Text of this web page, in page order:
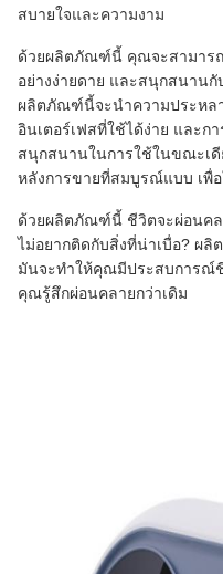
สบายใจและความงาม
ด้วยผลิตภัณฑ์นี้ คุณจะสามาร
อย่างง่ายดาย และสนุกสนาน
ผลิตภัณฑ์นี้จะนําความประหล
อินเตอร์เฟสที่ใช้ได้ง่าย และก
สนุกสนานในการใช้ในขณะเ
หลังการขายที่สมบูรณ์แบบ เพื่
ด้วยผลิตภัณฑ์นี้ ชีวิตจะผ่อนค
ไม่อยากติดกับสิ่งที่น่าเบื่อ? ผ
มันจะทําให้คุณมีประสบการณ์
คุณรู้สึกผ่อนคลายกว่าเดิม